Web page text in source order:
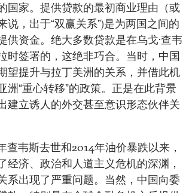
国家。提供贷款的最初商业理由（或
说，出于“双赢关系”)是为两国之间的
供资金。绝大多数贷款是在乌戈·查韦
时签署的，这绝非巧合。当时，中国
望提升与拉丁美洲的关系，并借此机
洲“重心转移”的政策。正是在此背景
建立诱人的外交甚至意识形态伙伴关
查韦斯去世和2014年油价暴跌以来，
经济、政治和人道主义危机的深渊，
系出现了严重问题。当然，中国向委